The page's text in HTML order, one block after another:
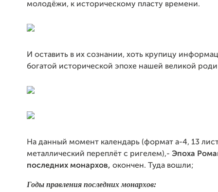
молодёжи, к историческому пласту времени.
И оставить в их сознании, хоть крупицу
богатой исторической эпохе нашей великой
На данный момент календарь (формат а-4, 13
металлический переплёт с ригелем),- Эпоха
последних монархов, окончен. Туда вошли;
Годы правления последних монархов: